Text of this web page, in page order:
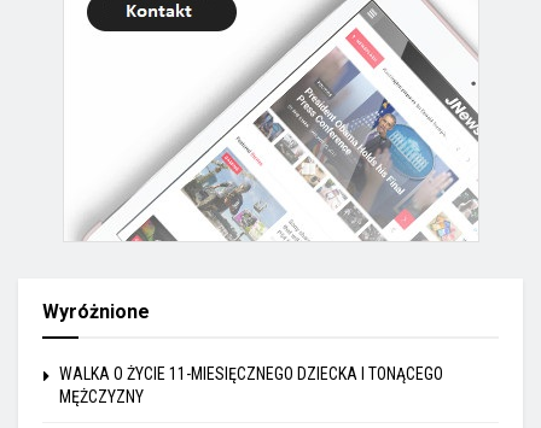
Wyróżnione
WALKA O ŻYCIE 11-MIESIĘCZNEGO DZIECKA I TONĄCEGO
MĘŻCZYZNY